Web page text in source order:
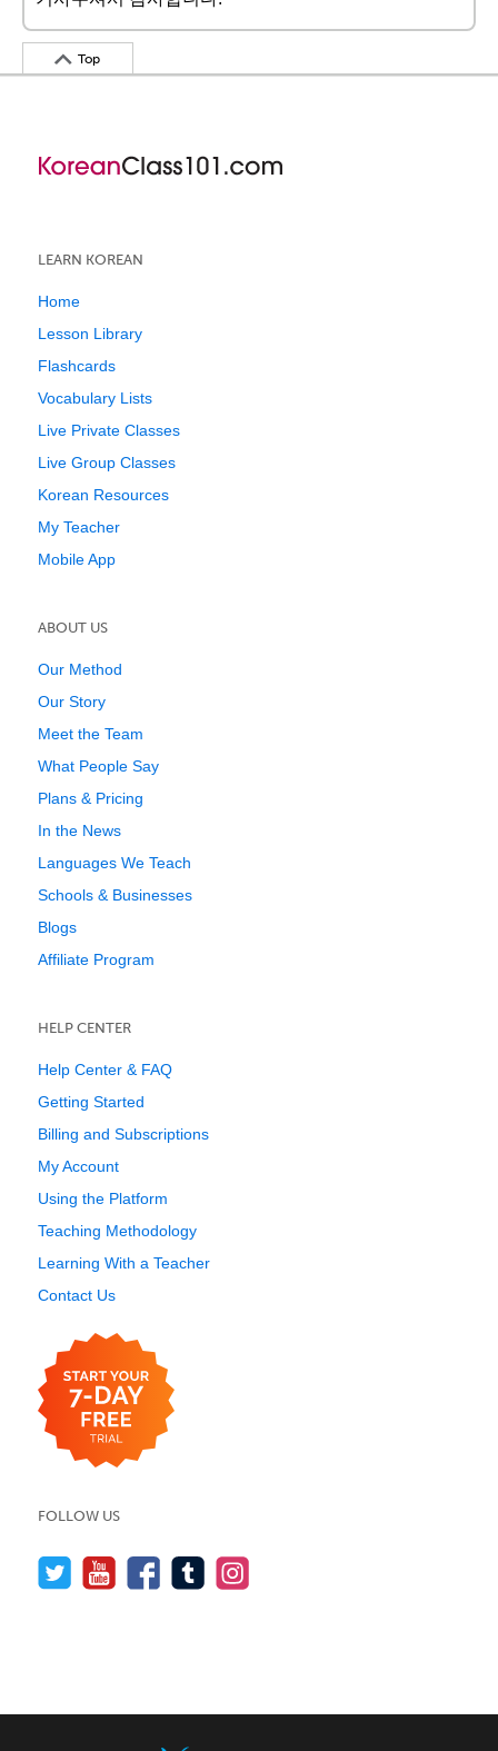
Top
LEARN KOREAN
Home
Lesson Library
Flashcards
Vocabulary Lists
Live Private Classes
Live Group Classes
Korean Resources
My Teacher
Mobile App
ABOUT US
Our Method
Our Story
Meet the Team
What People Say
Plans & Pricing
In the News
Languages We Teach
Schools & Businesses
Blogs
Affiliate Program
HELP CENTER
Help Center & FAQ
Getting Started
Billing and Subscriptions
My Account
Using the Platform
Teaching Methodology
Learning With a Teacher
Contact Us
FOLLOW US